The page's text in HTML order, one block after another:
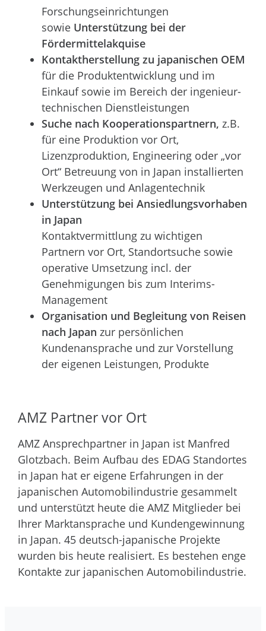
Forschungseinrichtungen
sowie Unterstützung bei der
Fördermittelakquise
Kontaktherstellung zu japanischen OEM
für die Produktentwicklung und im
Einkauf sowie im Bereich der ingenieur-
technischen Dienstleistungen
Suche nach Kooperationspartnern, z.B.
für eine Produktion vor Ort,
Lizenzproduktion, Engineering oder „vor
Ort“ Betreuung von in Japan installierten
Werkzeugen und Anlagentechnik
Unterstützung bei Ansiedlungsvorhaben
in Japan
Kontaktvermittlung zu wichtigen
Partnern vor Ort, Standortsuche sowie
operative Umsetzung incl. der
Genehmigungen bis zum Interims-
Management
Organisation und Begleitung von Reisen
nach Japan zur persönlichen
Kundenansprache und zur Vorstellung
der eigenen Leistungen, Produkte
AMZ Partner vor Ort
AMZ Ansprechpartner in Japan ist Manfred
Glotzbach. Beim Aufbau des EDAG Standortes
in Japan hat er eigene Erfahrungen in der
japanischen Automobilindustrie gesammelt
und unterstützt heute die AMZ Mitglieder bei
Ihrer Marktansprache und Kundengewinnung
in Japan. 45 deutsch-japanische Projekte
wurden bis heute realisiert. Es bestehen enge
Kontakte zur japanischen Automobilindustrie.